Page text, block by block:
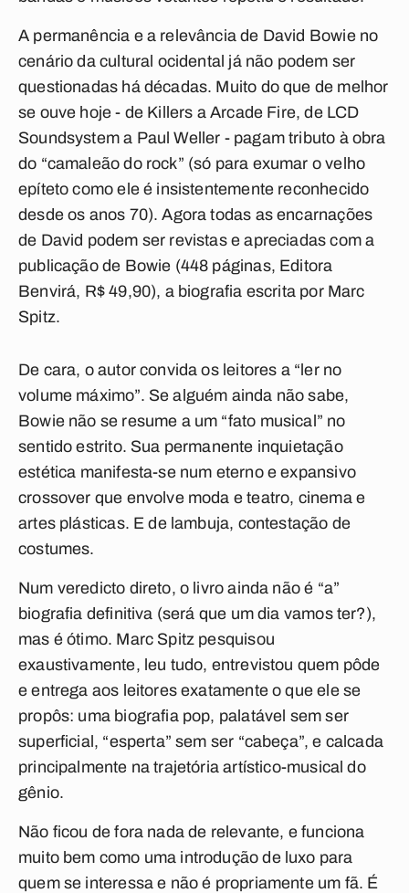
A permanência e a relevância de David Bowie no
cenário da cultural ocidental já não podem ser
questionadas há décadas. Muito do que de melhor
se ouve hoje - de Killers a Arcade Fire, de LCD
Soundsystem a Paul Weller - pagam tributo à obra
do “camaleão do rock” (só para exumar o velho
epíteto como ele é insistentemente reconhecido
desde os anos 70). Agora todas as encarnações
de David podem ser revistas e apreciadas com a
publicação de Bowie (448 páginas, Editora
Benvirá, R$ 49,90), a biografia escrita por Marc
Spitz.
De cara, o autor convida os leitores a “ler no
volume máximo”. Se alguém ainda não sabe,
Bowie não se resume a um “fato musical” no
sentido estrito. Sua permanente inquietação
estética manifesta-se num eterno e expansivo
crossover que envolve moda e teatro, cinema e
artes plásticas. E de lambuja, contestação de
costumes.
Num veredicto direto, o livro ainda não é “a”
biografia definitiva (será que um dia vamos ter?),
mas é ótimo. Marc Spitz pesquisou
exaustivamente, leu tudo, entrevistou quem pôde
e entrega aos leitores exatamente o que ele se
propôs: uma biografia pop, palatável sem ser
superficial, “esperta” sem ser “cabeça”, e calcada
principalmente na trajetória artístico-musical do
gênio.
Não ficou de fora nada de relevante, e funciona
muito bem como uma introdução de luxo para
quem se interessa e não é propriamente um fã. É